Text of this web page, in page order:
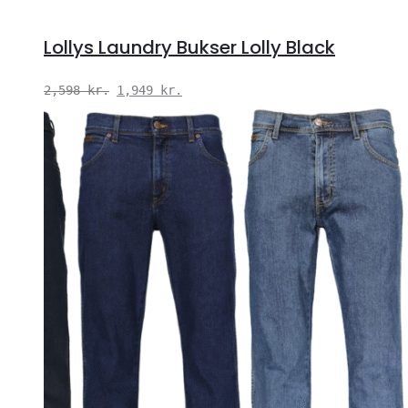
Lollys Laundry Bukser Lolly Black
2,598kr. Den
oprindelige
pris
2,598 kr..
1,949 kr.
aktuelle
pris
1,949 kr..